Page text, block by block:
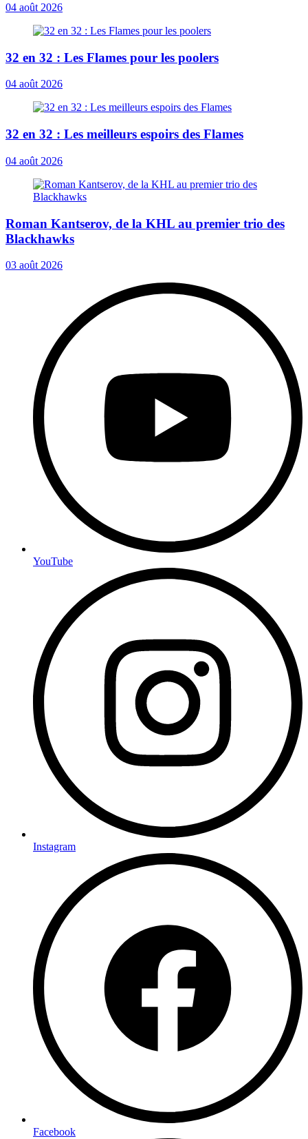
04 août 2026
32 en 32 : Les Flames pour les poolers
04 août 2026
32 en 32 : Les meilleurs espoirs des Flames
04 août 2026
Roman Kantserov, de la KHL au premier trio des
Blackhawks
03 août 2026
YouTube
Instagram
Facebook